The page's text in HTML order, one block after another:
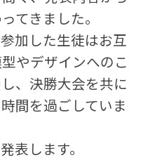
てきました。
加した生徒はお互
やデザインへのこ
、決勝大会を共に
間を過ごしていま
表します。